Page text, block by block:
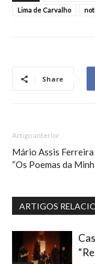
Lima de Carvalho
Share
Artigo anterior
Mário Assis Ferreira
“Os Poemas da
ARTIGOS